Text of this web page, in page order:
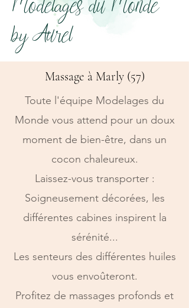
Modelages du Monde
by Aurel
Massage à Marly (57)
Toute l'équipe Modelages du
Monde vous attend pour un doux
moment de bien-être, dans un
cocon chaleureux.
Laissez-vous transporter :
Soigneusement décorées, les
différentes cabines inspirent la
sérénité...
Les senteurs des différentes huiles
vous envoûteront.
Profitez de massages profonds et